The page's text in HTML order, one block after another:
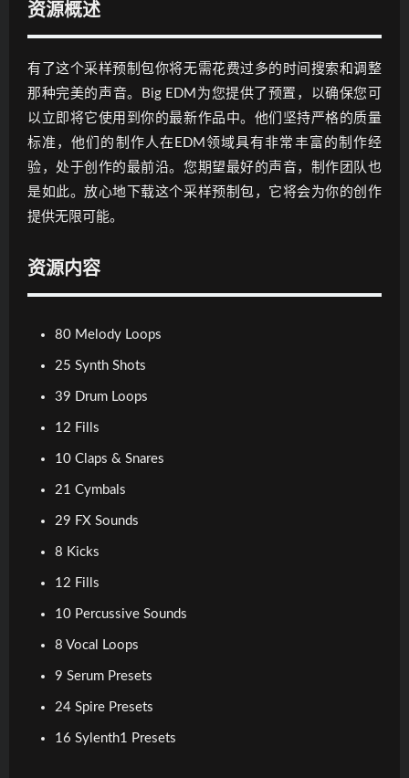
资源概述
有了这个采样预制包你将无需花费过多的时间搜索和调整
那种完美的声音。Big EDM为您提供了预置，以确保您可
以立即将它使用到你的最新作品中。他们坚持严格的质量
标准，他们的制作人在EDM领域具有非常丰富的制作经
验，处于创作的最前沿。您期望最好的声音，制作团队也
是如此。放心地下载这个采样预制包，它将会为你的创作
提供无限可能。
资源内容
80 Melody Loops
25 Synth Shots
39 Drum Loops
12 Fills
10 Claps & Snares
21 Cymbals
29 FX Sounds
8 Kicks
12 Fills
10 Percussive Sounds
8 Vocal Loops
9 Serum Presets
24 Spire Presets
16 Sylenth1 Presets